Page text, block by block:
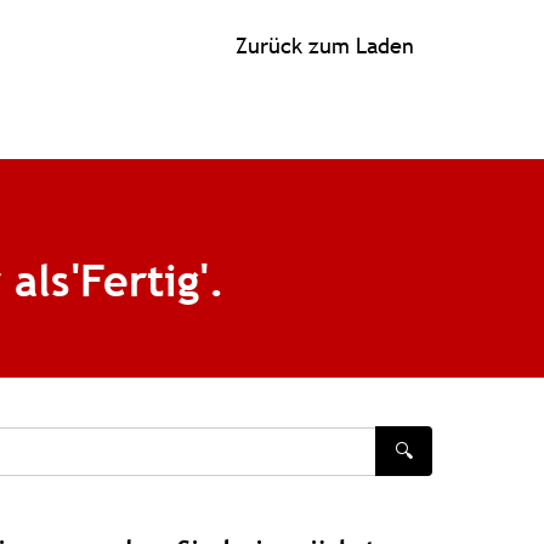
Zurück zum Laden
als'Fertig'.
🔍